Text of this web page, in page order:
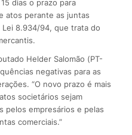
dias o prazo para
atos perante as juntas
8.934/94, que trata do
Helder Salomão (PT-
negativas para as
“O novo prazo é mais
societários sejam
pelos empresários e pelas
comerciais.”